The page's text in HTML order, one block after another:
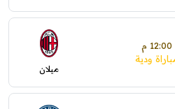
12:00 م
ودية
ميلان